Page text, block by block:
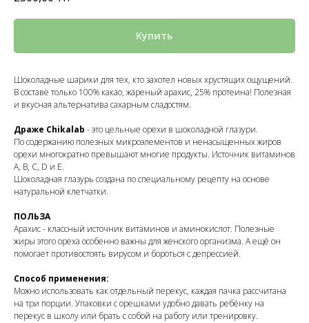
Купить
Шоколадные шарики для тех, кто захотел новых хрустящих ощущений.
В составе только 100% какао, жареный арахис, 25% протеина! Полезная
и вкусная альтернатива сахарным сладостям.
Драже Chikalab - это цельные орехи в шоколадной глазури.
По содержанию полезных микроэлементов и ненасыщенных жиров
орехи многократно превышают многие продукты. Источник витаминов
A, B, C, D и E.
Шоколадная глазурь создана по специальному рецепту на основе
натуральной клетчатки.
ПОЛЬЗА
Арахис - классный источник витаминов и аминокислот. Полезные
жиры этого ореха особенно важны для женского организма. А ещё он
помогает противостоять вирусом и бороться с депрессией.
Способ применения:
Можно использовать как отдельный перекус, каждая пачка рассчитана
на три порции. Упаковки с орешками удобно давать ребёнку на
перекус в школу или брать с собой на работу или тренировку.